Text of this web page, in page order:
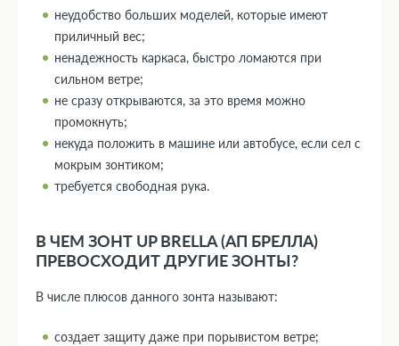
неудобство больших моделей, которые имеют
приличный вес;
ненадежность каркаса, быстро ломаются при
сильном ветре;
не сразу открываются, за это время можно
промокнуть;
некуда положить в машине или автобусе, если сел с
мокрым зонтиком;
требуется свободная рука.
В ЧЕМ ЗОНТ UP BRELLA (АП БРЕЛЛА)
ПРЕВОСХОДИТ ДРУГИЕ ЗОНТЫ?
В числе плюсов данного зонта называют:
создает защиту даже при порывистом ветре;